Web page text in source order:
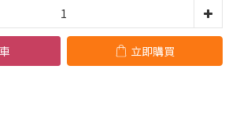
立即購買